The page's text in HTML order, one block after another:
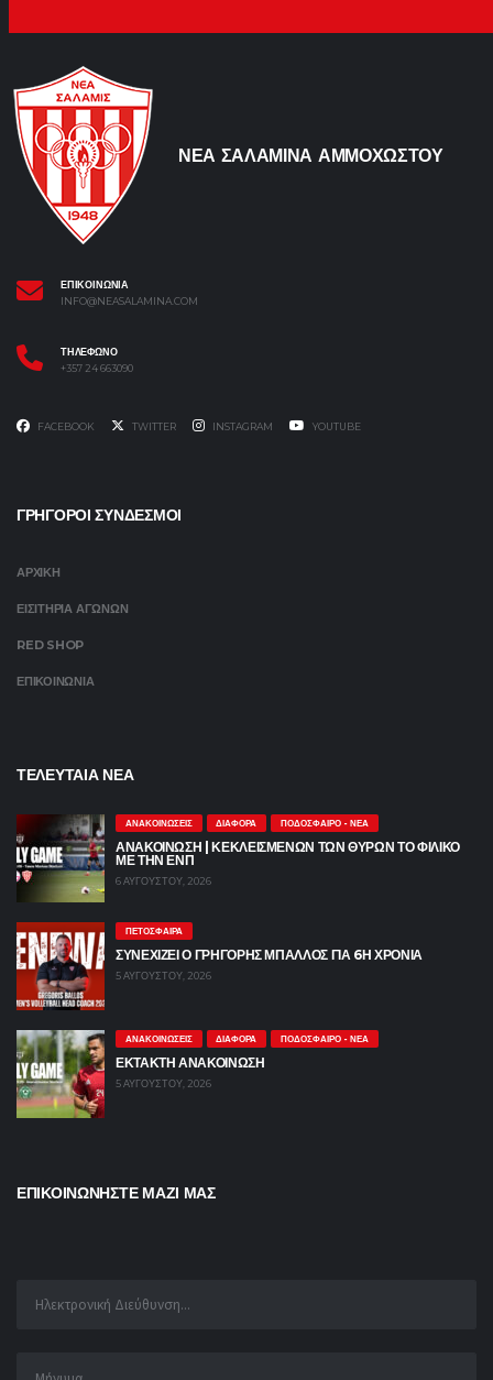
ΝΕΑ ΣΑΛΑΜΙΝΑ ΑΜΜΟΧΩΣΤΟΥ
ΕΠΙΚΟΙΝΩΝΙΑ
INFO@NEASALAMINA.COM
ΤΗΛΕΦΩΝΟ
+357 24 663090
FACEBOOK TWITTER INSTAGRAM YOUTUBE
ΓΡΗΓΟΡΟΙ ΣΥΝΔΕΣΜΟΙ
ΑΡΧΙΚΗ
ΕΙΣΙΤΗΡΙΑ ΑΓΩΝΩΝ
RED SHOP
ΕΠΙΚΟΙΝΩΝΙΑ
ΤΕΛΕΥΤΑΙΑ ΝΕΑ
ΑΝΑΚΟΙΝΏΣΕΙΣ ΔΙΆΦΟΡΑ ΠΟΔΌΣΦΑΙΡΟ - ΝΈΑ
ΑΝΑΚΟΙΝΩΣΗ | ΚΕΚΛΕΙΣΜΕΝΩΝ ΤΩΝ ΘΥΡΩΝ ΤΟ ΦΙΛΙΚΟ
ΜΕ ΤΗΝ ΕΝΠ
6 ΑΥΓΟΎΣΤΟΥ, 2026
ΠΕΤΌΣΦΑΙΡΑ
ΣΥΝΕΧΙΖΕΙ Ο ΓΡΗΓΟΡΗΣ ΜΠΑΛΛΟΣ ΓΙΑ 6Η ΧΡΟΝΙΑ
5 ΑΥΓΟΎΣΤΟΥ, 2026
ΑΝΑΚΟΙΝΏΣΕΙΣ ΔΙΆΦΟΡΑ ΠΟΔΌΣΦΑΙΡΟ - ΝΈΑ
ΕΚΤΑΚΤΗ ΑΝΑΚΟΙΝΩΣΗ
5 ΑΥΓΟΎΣΤΟΥ, 2026
ΕΠΙΚΟΙΝΩΝΗΣΤΕ ΜΑΖΙ ΜΑΣ